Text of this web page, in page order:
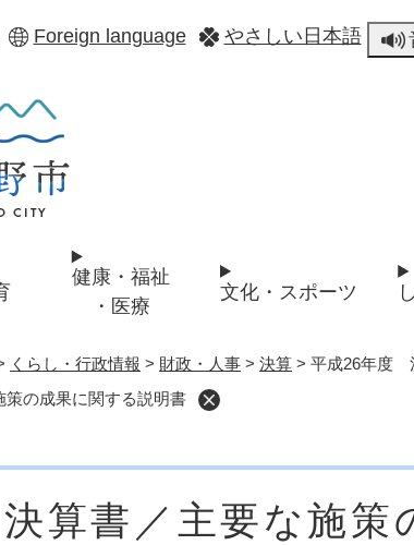
Foreign language やさしい日本語
健康・福祉
・医療
文化・スポーツ
くらし・行政情報 > 財政・人事 > 決算 > 平成26年度
の成果に関する説明書
算書／主要な施策